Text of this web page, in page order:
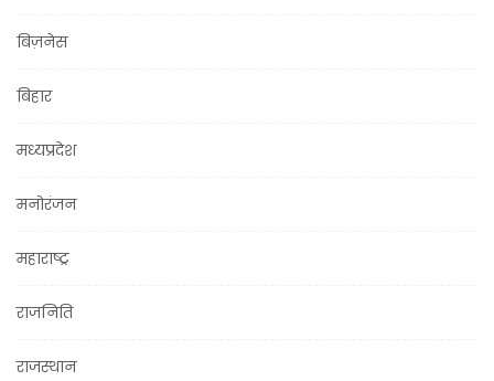
बिज़नेस
बिहार
मध्यप्रदेश
मनोरंजन
महाराष्ट्र
राजनिति
राजस्थान